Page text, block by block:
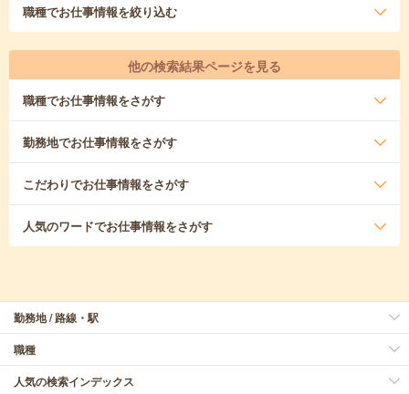
職種でお仕事情報を絞り込む
他の検索結果ページを見る
職種でお仕事情報をさがす
勤務地でお仕事情報をさがす
こだわりでお仕事情報をさがす
人気のワードでお仕事情報をさがす
勤務地 / 路線・駅
職種
人気の検索インデックス